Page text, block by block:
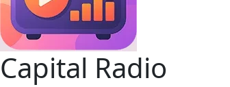
Capital Radio